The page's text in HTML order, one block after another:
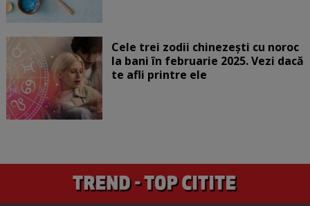
Cele trei zodii chinezești cu noroc
la bani în februarie 2025. Vezi dacă
te afli printre ele